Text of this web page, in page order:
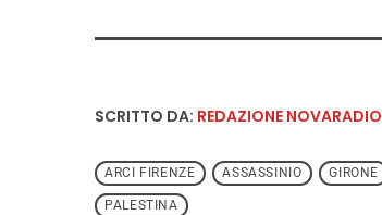
SCRITTO DA: REDAZIONE NOVARADIO
ARCI FIRENZE ASSASSINIO GIRONE
PALESTINA